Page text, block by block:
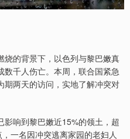
的背景下，以色列与黎巴嫩真
千人伤亡。本周，联合国紧急
期两天的访问，实地了解冲突对
响到黎巴嫩近15%的领土，超
一名因冲突逃离家园的老妇人